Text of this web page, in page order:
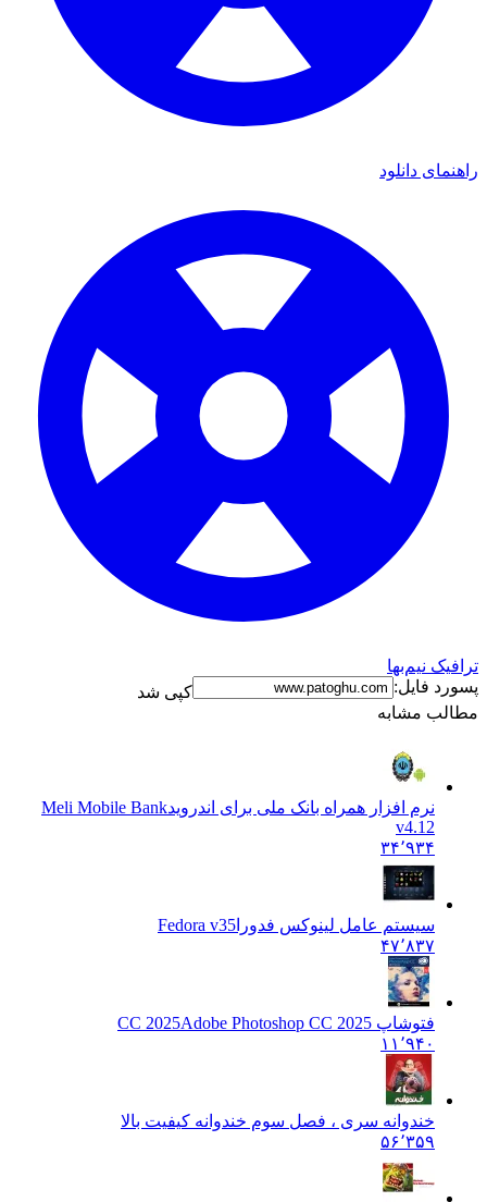
راهنمای دانلود
ترافیک نیم‌بها
پسورد فایل:
کپی شد
مطالب مشابه
نرم افزار همراه بانک ملی برای اندرویدMeli Mobile Bank
v4.12
۳۴٬۹۳۴
سیستم عامل لینوکس فدورا Fedora v35
۴۷٬۸۳۷
فتوشاپ CC 2025 Adobe Photoshop CC 2025
۱۱٬۹۴۰
خندوانه سری ، فصل سوم خندوانه کیفیت بالا
۵۶٬۳۵۹